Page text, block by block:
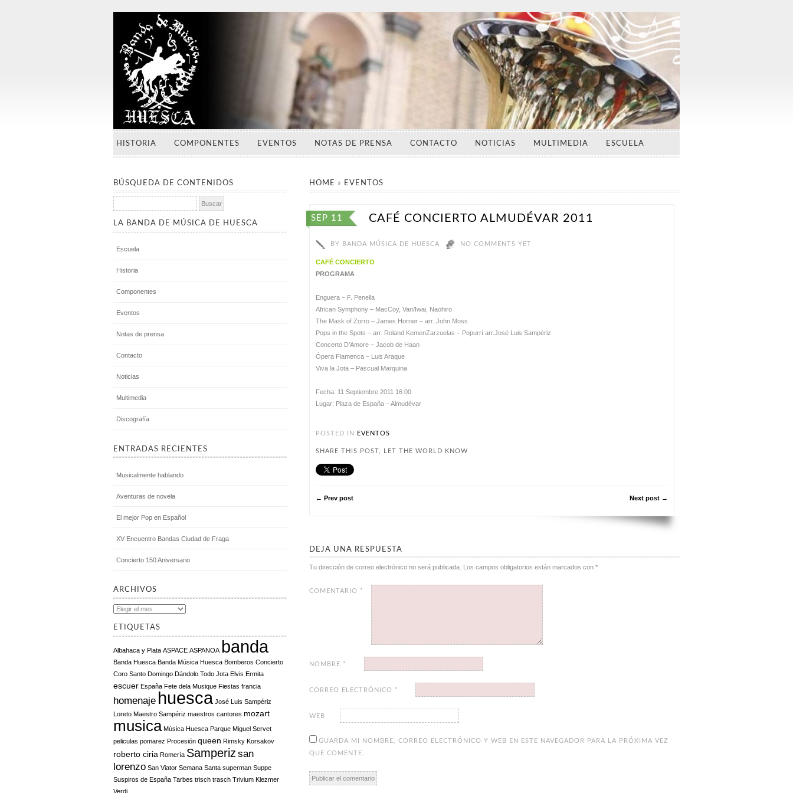
HISTORIA COMPONENTES EVENTOS NOTAS DE PRENSA CONTACTO NOTICIAS MULTIMEDIA ESCUELA
HOME » EVENTOS
SEP 11 CAFÉ CONCIERTO ALMUDÉVAR 2011
BY BANDA MÚSICA DE HUESCA NO COMMENTS YET
CAFÉ CONCIERTO
PROGRAMA
Enguera – F. Penella
African Symphony – MacCoy, Van/Iwai, Naohiro
The Mask of Zorro – James Horner – arr. John Moss
Pops in the Spots – arr. Roland KemenZarzuelas – Popurrí arr.José Luis Sampériz
Concerto D’Amore – Jacob de Haan
Ópera Flamenca – Luis Araque
Viva la Jota – Pascual Marquina
Fecha: 11 Septiembre 2011 16:00
Lugar: Plaza de España – Almudévar
POSTED IN EVENTOS
SHARE THIS POST, LET THE WORLD KNOW
← Prev post Next post →
DEJA UNA RESPUESTA
Tu dirección de correo electrónico no será publicada. Los campos obligatorios están marcados con*
COMENTARIO *
NOMBRE *
CORREO ELECTRÓNICO *
WEB
GUARDA MI NOMBRE, CORREO ELECTRÓNICO Y WEB EN ESTE NAVEGADOR PARA LA PRÓXIMA VEZ
QUE COMENTE.
BÚSQUEDA DE CONTENIDOS
Buscar:
LA BANDA DE MÚSICA DE HUESCA
Escuela
Historia
Componentes
Eventos
Notas de prensa
Contacto
Noticias
Multimedia
Discografía
ENTRADAS RECIENTES
Musicalmente hablando
Aventuras de novela
El mejor Pop en Español
XV Encuentro Bandas Ciudad de Fraga
Concierto 150 Aniversario
ARCHIVOS
Archivos
ETIQUETAS
Albahaca y Plata ASPACE ASPANOA banda
Banda Huesca Banda Música Huesca Bomberos Concierto
Coro Santo Domingo Dándolo Todo Jota Elvis Ermita
escuer España Fete dela Musique Fiestas francia
homenaje huesca José Luis Sampériz
Loreto Maestro Sampériz maestros cantores mozart
musica Música Huesca Parque Miguel Servet
peliculas pomarez Procesión queen Rimsky Korsakov
roberto ciria Romería Samperiz san
lorenzo San Viator Semana Santa superman Suppe
Suspiros de España Tarbes trisch trasch Trivium Klezmer
Verdi